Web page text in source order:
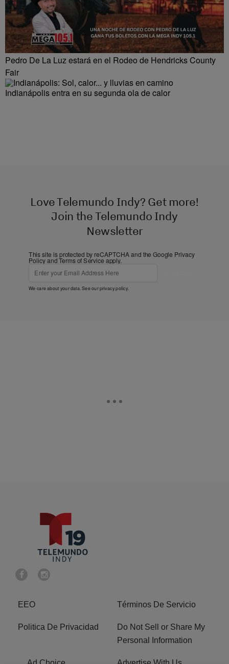
Pedro De La Luz estará en el Rodeo de Hendricks County
Fair
Indianápolis entra en su segunda ola de calor
Love Telemundo Indy? Get more!
Join the Telemundo Indy
Newsletter
This site is protected by reCAPTCHA and the Google Privacy
PolicyandTerms of Service apply.
We care about your data. See ourprivacy policy.
EEO Términos De Servicio
Politica De Privacidad
Do Not Sell or Share My
Personal Information